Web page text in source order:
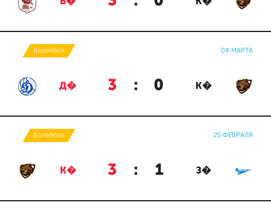
Волейбол 04 МАРТА
Д� 3 : 0 К�
Волейбол 25 ФЕВРАЛЯ
К� 3 : 1 З�